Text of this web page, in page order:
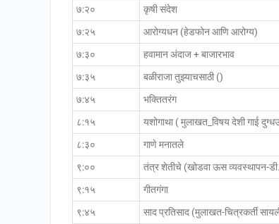
७:२०
कृषी संदेश
७:२५
आरोग्यधन (हेडफोन आणि आरोग्य)
७:३०
हवामान अंदाज + बाजारभाव
७:३५
बळीराजा तुझ्याचसाठी ()
७:४५
८:१५
यशोगाथा ( मुलाखत_विषय देशी गाई
८:३०
गाणे मनातले
९:००
तंत्र शेतीचे (खोडवा ऊस व्यवस्थापन-
९:१५
९:४५
साद प्रतिसाद (मुलाखत-चित्रकर्ती